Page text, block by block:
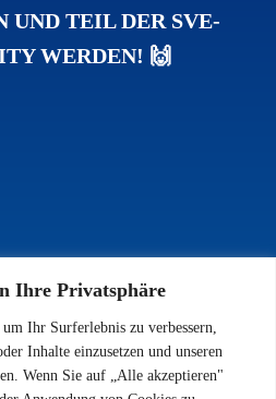
Ihre Privatsphäre
Ihr Surferlebnis zu verbessern,
Inhalte einzusetzen und unseren
Wenn Sie auf „Alle akzeptieren"
UND TEIL DER SVE-
WERDEN! 🙌
INFOS
Impressum